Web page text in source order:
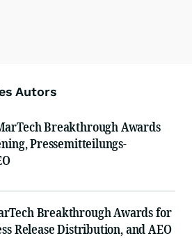
Autors
Breakthrough Awards
Pressemitteilungs-
Breakthrough Awards for
Release Distribution, and AEO